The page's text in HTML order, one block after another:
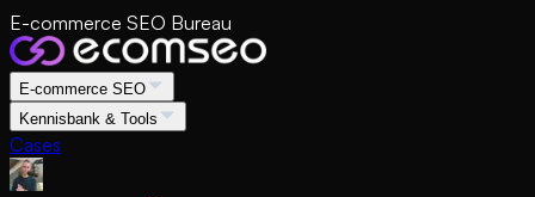
E-commerce SEO Bureau
E-commerce SEO
Kennisbank & Tools
Cases